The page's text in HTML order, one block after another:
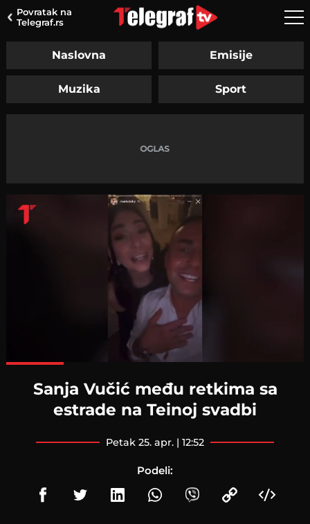
Povratak na
Telegraf.rs
Naslovna Emisije
Muzika Sport
Sanja Vučić među retkima sa
estrade na Teinoj svadbi
petak 25. apr. | 12:52
Podeli: